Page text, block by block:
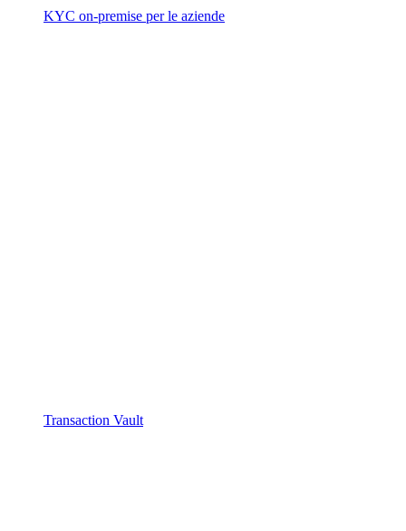
KYC on-premise per le aziende
Transaction Vault